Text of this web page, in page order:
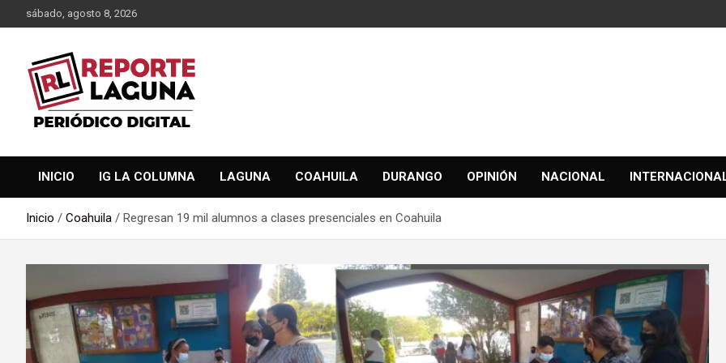
al
sábado, agosto 8, 2026
Reporte Laguna
INICIO IG LA COLUMNA LAGUNA COAHUILA DURANGO OPINIÓN NACIONAL
Inicio Coahuila Regresan 19 mil alumnos a clases presenciales en Coahuila